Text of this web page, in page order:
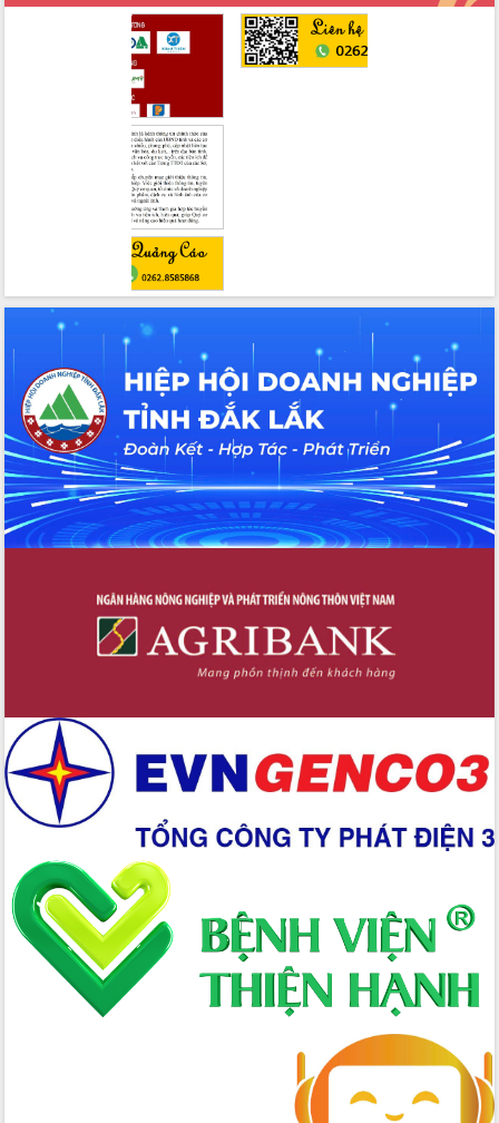
2026-2031
Đảm bảo cuộc bầu cử đại biểu Quốc
hội và đại biểu HĐND các cấp diễn ra
an toàn, hiệu quả, đúng quy định
Thủ tướng Chính phủ Phạm Minh Chính
kiểm tra, chỉ đạo hoàn thành các dự
án cao tốc và thăm khu tái định cư tại
Sôi nổi Hội đua ngựa truyền thống Gò
Thì Thùng mừng Xuân Bính Ngọ 2026
Lãnh đạo tỉnh dâng hương tưởng niệm
tại Đập Đồng Cam đầu Xuân Bính Ngọ
Ngành nông nghiệp phấn đấu tăng
trưởng đạt 5,86% trong năm 2026
UBND tỉnh Đắk Lắk triển khai công tác
quốc phòng, quân sự địa phương năm
2026
Đắk Lắk tập trung toàn lực khắc phục
tồn tại IUU, sẵn sàng làm việc với
Đoàn thanh tra EC
Chủ tịch UBND tỉnh Tạ Anh Tuấn thăm,
chúc mừng các bệnh viện nhân Ngày
Thầy thuốc Việt Nam
nước Đà Nông lần thứ I năm 2026
Kỳ họp Chuyên đề lần thứ Năm, HĐND
tỉnh Đắk Lắk thông qua các nghị quyết
biểu HĐND tỉnh Đắk Lắk, nhiệm kỳ
2026-2031
Phát động hai phong trào thi đua quan
trọng trong kỷ nguyên mới
Hội nghị lần thứ tư Ban Chỉ đạo công
tác bầu cử tỉnh Đắk Lắk
Hội nghị Báo cáo viên Trung ương
tháng 01/2026
Phó Thủ tướng Hồ Quốc Dũng đánh giá
cao kết quả Chiến dịch Quang Trung
tại Đắk Lắk
Hội nghị Ban Chấp hành Đảng bộ tỉnh